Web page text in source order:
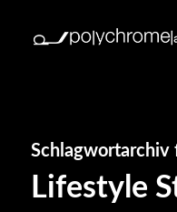
Schlagwortarchiv
Lifestyle